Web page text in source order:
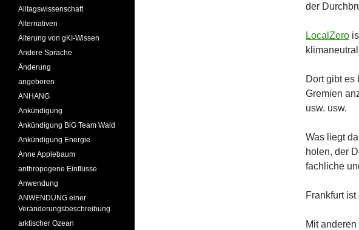
der
LocalZero
Dort gibt es
Gremien
usw. usw.
Was liegt
holen, der
fachliche
Frankfurt
Mit
Alltagswissenschaft
Alternativen
Alterung von gKI-Wissen
Andere Sprache
Änderung
angeboren
ANHANG
Ankündigung
Ankündigung BiG Team Wald
Ankündigung Energie
Anne Applebaum
anthropogene Einflüsse
Anwendung
ANWENDUNG einer
Veränderungsbeschreibung
arktischer Ozean